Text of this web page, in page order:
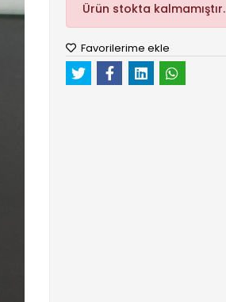
Ürün stokta kalmamıştır.
Favorilerime ekle